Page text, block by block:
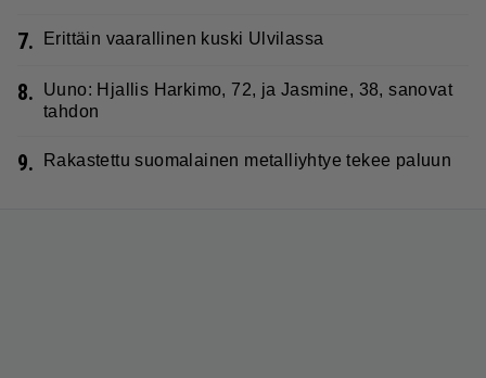
7. Erittäin vaarallinen kuski Ulvilassa
8.
Uuno: Hjallis Harkimo, 72, ja Jasmine, 38, sanovat
tahdon
9. Rakastettu suomalainen metalliyhtye tekee paluun